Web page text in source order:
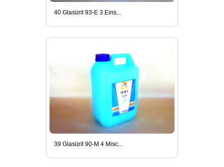
40 Glasürit 93-E 3 Eins...
39 Glasürit 90-M 4 Misc...